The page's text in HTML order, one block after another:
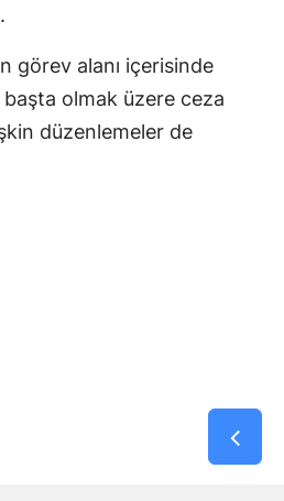
görev alanı içerisinde
olmak üzere ceza
düzenlemeler de